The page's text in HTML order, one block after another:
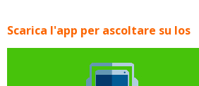
Scarica l'app per ascoltare su Ios